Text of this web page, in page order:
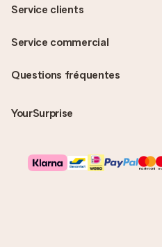
Questions fréquentes
YourSurprise
Service clients
Service commercial